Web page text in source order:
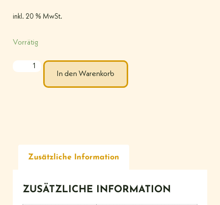
inkl. 20 % MwSt.
Vorrätig
In den Warenkorb
Zusätzliche Information
ZUSÄTZLICHE INFORMATION